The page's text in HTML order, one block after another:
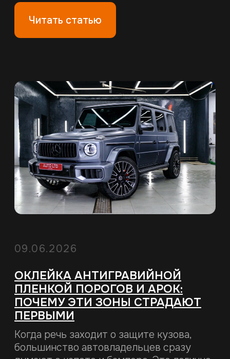
19.05.2026
сколов, царапин и дорожной соли, но не
знаете, какой материал выбрать?
Антигравийная пленка FENIX – это
современное решение, которое
сохраняет лакокрасочное покрытие в
идеальном состоянии на долгие годы.
Читать статью
Загрузить еще
Доставляем по всей Беларуси и в регионы
SALES@FENIXPPF.BY
+375 (44) 791-44-44